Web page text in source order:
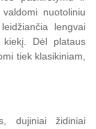
nuotoliniu
lengvai
kiekį. Dėl plataus
tiek klasikiniam,
dujiniai židiniai